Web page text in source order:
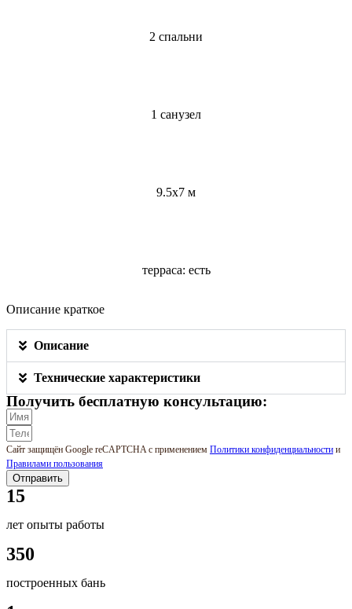
2 спальни
1 санузел
9.5x7 м
терраса: есть
Описание краткое
Описание
Технические характеристики
Получить бесплатную консультацию:
Сайт защищён Google reCAPTCHA с применением Политики конфиденциальности и
Правилами пользования
Отправить
15
лет опыты работы
350
построенных бань